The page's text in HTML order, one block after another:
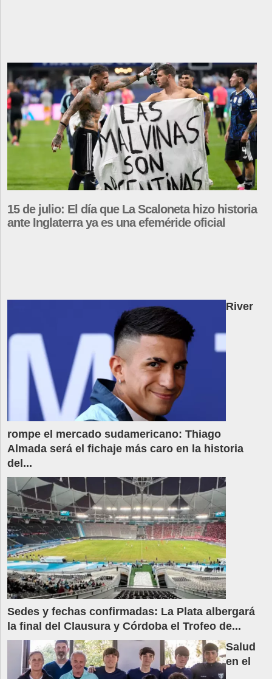
15 de julio: El día que La Scaloneta hizo historia
ante Inglaterra ya es una efeméride oficial
River
rompe el mercado sudamericano: Thiago
Almada será el fichaje más caro en la historia
del...
Sedes y fechas confirmadas: La Plata albergará
la final del Clausura y Córdoba el Trofeo de...
Salud
en el